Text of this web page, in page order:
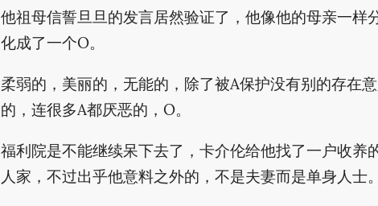
他祖母信誓旦旦的发言居然验证了，他像他的母亲一样
化成了一个O。
柔弱的，美丽的，无能的，除了被A保护没有别的存在
的，连很多A都厌恶的，O。
福利院是不能继续呆下去了，卡介伦给他找了一户收养
人家，不过出乎他意料之外的，不是夫妻而是单身人士。